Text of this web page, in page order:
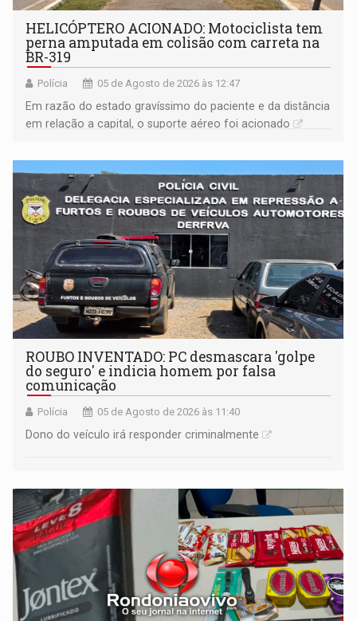
HELICÓPTERO ACIONADO: Motociclista tem
perna amputada em colisão com carreta na
BR-319
Polícia 05 de Agosto de 2026 às 12:47
Em razão do estado gravíssimo do paciente e da distância
em relação a capital, o suporte aéreo foi acionado
ROUBO INVENTADO: PC desmascara 'golpe
do seguro' e indicia homem por falsa
comunicação
Polícia 05 de Agosto de 2026 às 11:40
Dono do veículo irá responder criminalmente